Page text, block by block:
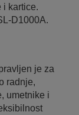
i kartice.
D1000A.
je za
radnje,
umetnike i